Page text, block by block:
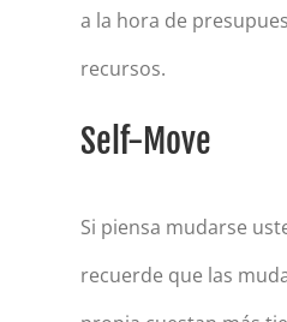
a la hora de
recursos.
Self-Move
Si piensa mudarse
recuerde que las